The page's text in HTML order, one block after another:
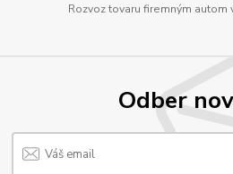
Rozvoz tovaru firemným autom
Odber